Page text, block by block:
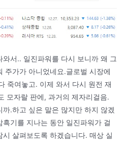
서.. 일진파워를 다시 보니까 왜 그
주가가 아니었네요.글로벌 시장에
죽여놓고. 이제 와서 다시 원전 재
모자랄 판에, 과거의 제자리걸음.
.하고 싶은 말은 많지만 하지 않겠
기를 지나는 동안 일진파워가 걸
살펴보도록 하겠습니다. 매상 실